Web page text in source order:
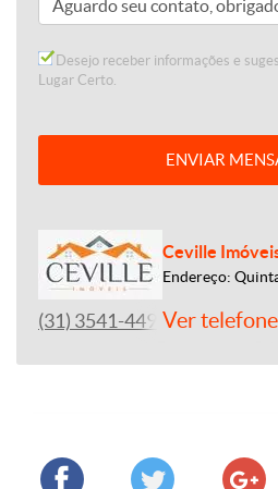
Desejo receber informações e
Lugar Certo.
ENVIAR
Ceville
Endereço:
(31) 3541-4492Ver telefone